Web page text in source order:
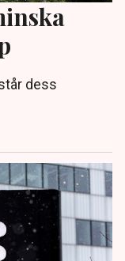
dess